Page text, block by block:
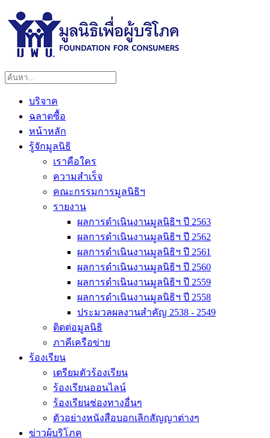
บริจาค
ฉลาดซื้อ
หน้าหลัก
รู้จักมูลนิธิ
เราคือใคร
ความสำเร็จ
คณะกรรมการมูลนิธิฯ
รายงาน
ผลการดำเนินงานมูลนิธิฯ ปี 2563
ผลการดำเนินงานมูลนิธิฯ ปี 2562
ผลการดำเนินงานมูลนิธิฯ ปี 2561
ผลการดำเนินงานมูลนิธิฯ ปี 2560
ผลการดำเนินงานมูลนิธิฯ ปี 2559
ผลการดำเนินงานมูลนิธิฯ ปี 2558
ประมวลผลงานสำคัญ 2538 - 2549
ติดต่อมูลนิธิ
ภาคีเครือข่าย
ร้องเรียน
เตรียมตัวร้องเรียน
ร้องเรียนออนไลน์
ร้องเรียนช่องทางอื่นๆ
ตัวอย่างหนังสือบอกเลิกสัญญาต่างๆ
ข่าวผู้บริโภค